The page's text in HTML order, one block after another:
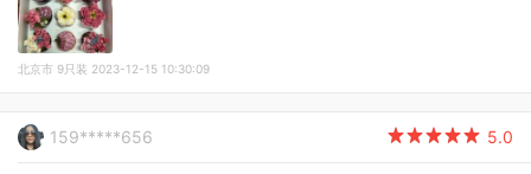
北京市 9只装 2023-12-15 10:30:09
159*****656 5.0
